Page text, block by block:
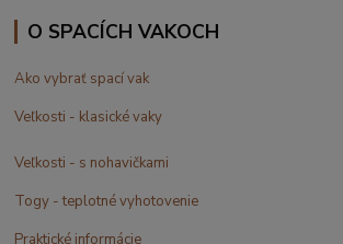
O SPACÍCH VAKOCH
Ako vybrať spací vak
Veľkosti - klasické vaky
Veľkosti - s nohavičkami
Togy - teplotné vyhotovenie
Praktické informácie